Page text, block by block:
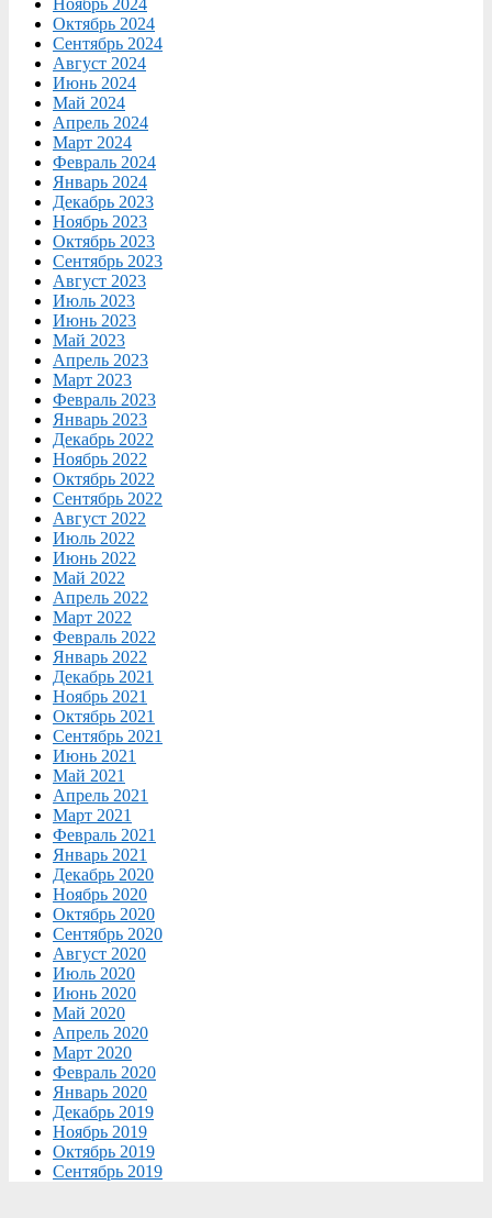
Октябрь 2024
Сентябрь 2024
Август 2024
Июнь 2024
Май 2024
Апрель 2024
Март 2024
Февраль 2024
Январь 2024
Декабрь 2023
Ноябрь 2023
Октябрь 2023
Сентябрь 2023
Август 2023
Июль 2023
Июнь 2023
Май 2023
Апрель 2023
Март 2023
Февраль 2023
Январь 2023
Декабрь 2022
Ноябрь 2022
Октябрь 2022
Сентябрь 2022
Август 2022
Июль 2022
Июнь 2022
Май 2022
Апрель 2022
Март 2022
Февраль 2022
Январь 2022
Декабрь 2021
Ноябрь 2021
Октябрь 2021
Сентябрь 2021
Июнь 2021
Май 2021
Апрель 2021
Март 2021
Февраль 2021
Январь 2021
Декабрь 2020
Ноябрь 2020
Октябрь 2020
Сентябрь 2020
Август 2020
Июль 2020
Июнь 2020
Май 2020
Апрель 2020
Март 2020
Февраль 2020
Январь 2020
Декабрь 2019
Ноябрь 2019
Октябрь 2019
Сентябрь 2019